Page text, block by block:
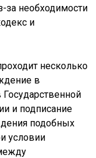
за необходимости
и
несколько
в
и подписание
подобных
условии